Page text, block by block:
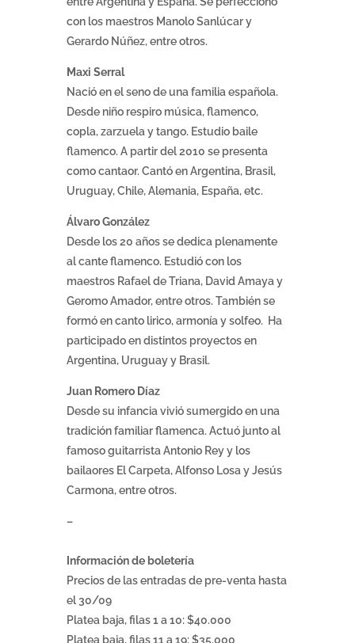
con los maestros Manolo Sanlúcar y
Gerardo Núñez, entre otros.
Maxi Serral
Nació en el seno de una familia española.
Desde niño respiro música, flamenco,
copla, zarzuela y tango. Estudio baile
flamenco. A partir del 2010 se presenta
como cantaor. Cantó en Argentina, Brasil,
Uruguay, Chile, Alemania, España, etc.
Álvaro González
Desde los 20 años se dedica plenamente
al cante flamenco. Estudió con los
maestros Rafael de Triana, David Amaya y
Geromo Amador, entre otros. También se
formó en canto lirico, armonía y solfeo. Ha
participado en distintos proyectos en
Argentina, Uruguay y Brasil.
Juan Romero Díaz
Desde su infancia vivió sumergido en una
tradición familiar flamenca. Actuó junto al
famoso guitarrista Antonio Rey y los
bailaores El Carpeta, Alfonso Losa y Jesús
Carmona, entre otros.
–
Información de boletería
Precios de las entradas de pre-venta hasta
el 30/09
Platea baja, filas 1 a 10: $40.000
Platea baja, filas 11 a 19: $35.000